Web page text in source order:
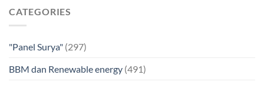
CATEGORIES
"Panel Surya" (297)
BBM dan Renewable energy (491)